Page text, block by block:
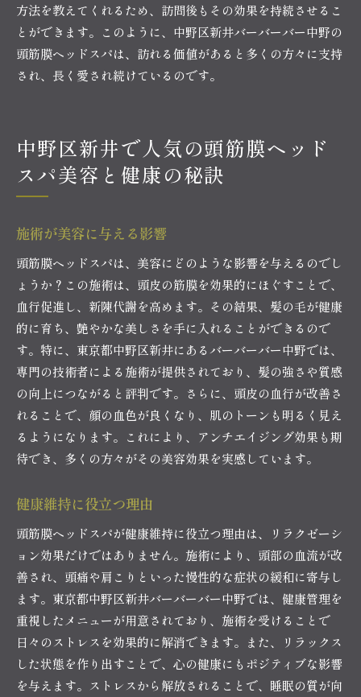
方法を教えてくれるため、訪問後もその効果を持続させるこ
とができます。このように、中野区新井バーバーバー中野の
頭筋膜ヘッドスパは、訪れる価値があると多くの方々に支持
され、長く愛され続けているのです。
中野区新井で人気の頭筋膜ヘッド
スパ美容と健康の秘訣
施術が美容に与える影響
頭筋膜ヘッドスパは、美容にどのような影響を与えるのでし
ょうか？この施術は、頭皮の筋膜を効果的にほぐすことで、
血行促進し、新陳代謝を高めます。その結果、髪の毛が健康
的に育ち、艶やかな美しさを手に入れることができるので
す。特に、東京都中野区新井にあるバーバーバー中野では、
専門の技術者による施術が提供されており、髪の強さや質感
の向上につながると評判です。さらに、頭皮の血行が改善さ
れることで、顔の血色が良くなり、肌のトーンも明るく見え
るようになります。これにより、アンチエイジング効果も期
待でき、多くの方々がその美容効果を実感しています。
健康維持に役立つ理由
頭筋膜ヘッドスパが健康維持に役立つ理由は、リラクゼーシ
ョン効果だけではありません。施術により、頭部の血流が改
善され、頭痛や肩こりといった慢性的な症状の緩和に寄与し
ます。東京都中野区新井バーバーバー中野では、健康管理を
重視したメニューが用意されており、施術を受けることで
日々のストレスを効果的に解消できます。また、リラックス
した状態を作り出すことで、心の健康にもポジティブな影響
を与えます。ストレスから解放されることで、睡眠の質が向